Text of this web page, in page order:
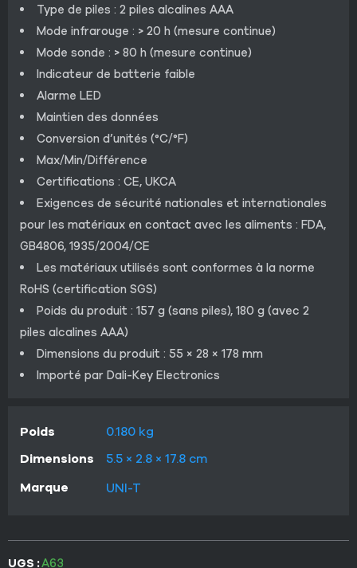
Type de piles : 2 piles alcalines AAA
Mode infrarouge : > 20 h (mesure continue)
Mode sonde : > 80 h (mesure continue)
Indicateur de batterie faible
Alarme LED
Maintien des données
Conversion d’unités (°C/°F)
Max/Min/Différence
Certifications : CE, UKCA
Exigences de sécurité nationales et internationales
pour les matériaux en contact avec les aliments : FDA,
GB4806, 1935/2004/CE
Les matériaux utilisés sont conformes à la norme
RoHS (certification SGS)
Poids du produit : 157 g (sans piles), 180 g (avec 2
piles alcalines AAA)
Dimensions du produit : 55 × 28 × 178 mm
Importé par Dali-Key Electronics
Poids
0.180 kg
Dimensions
5.5 × 2.8 × 17.8 cm
Marque
UNI-T
UGS :A63